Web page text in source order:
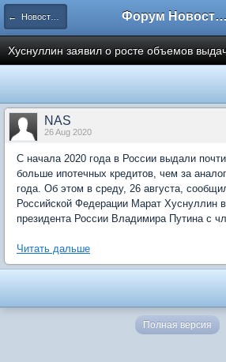
← Новости рынка недвижимости Форум Новостройки
Хуснуллин заявил о росте объемов
NAS
26 Aug 2020
С начала 2020 года в России выдали
больше ипотечных кредитов, чем за
года. Об этом в среду, 26 августа,
Российской Федерации Марат Хуснуллин
президента России Владимира Путина с
Читать дальше
Полная версия